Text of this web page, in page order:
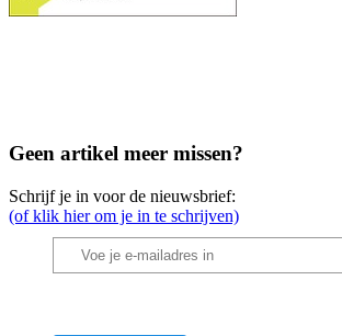
Geen artikel meer missen?
Schrijf je in voor de nieuwsbrief:
(of klik hier om je in te schrijven)